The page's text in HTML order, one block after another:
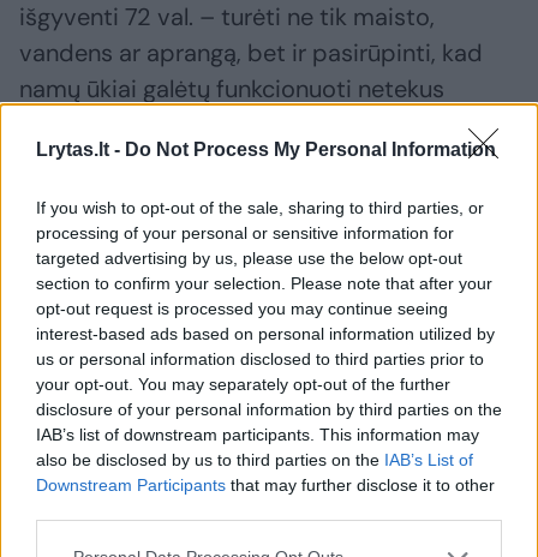
Lrytas.lt - Do Not Process My Personal Information
If you wish to opt-out of the sale, sharing to third parties, or
processing of your personal or sensitive information for
targeted advertising by us, please use the below opt-out
section to confirm your selection. Please note that after your
opt-out request is processed you may continue seeing
interest-based ads based on personal information utilized by
us or personal information disclosed to third parties prior to
your opt-out. You may separately opt-out of the further
disclosure of your personal information by third parties on the
IAB’s list of downstream participants. This information may
also be disclosed by us to third parties on the IAB’s List of
Downstream Participants that may further disclose it to other
išgyventi 72 val. – turėti ne tik maisto,
vandens ar aprangą, bet ir pasirūpinti, kad
namų ūkiai galėtų funkcionuoti netekus
tiekimo. Tačiau apklausos rodo, kad nors virš
70 proc. apklaustųjų žinotų, kaip elgtis gaisro
ar stipraus vėjo atveju, tačiau atsargų
išgyventi bent 72 val. turėtų tik apie pusė
gyventojų.
„Augant įvairių krizių ir nenumatytų situacijų
skaičiui, aiškėja viena – asmeninis
pasirengimas ir gebėjimas užtikrinti savo
energetinį savarankiškumą tampa gyvybiškai
svarbūs. Lietuvoje krepšinis jau seniai